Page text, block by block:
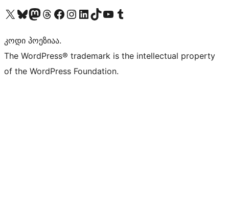
Visit our X (formerly Twitter) account
Visit our Bluesky account
Visit our Mastodon account
Visit our Threads account
Visit our Facebook page
Visit our Instagram account
Visit our LinkedIn account
Visit our TikTok account
Visit our YouTube channel
Visit our Tumblr account
კოდი პოეზიაა.
The WordPress® trademark is the intellectual property
of the WordPress Foundation.